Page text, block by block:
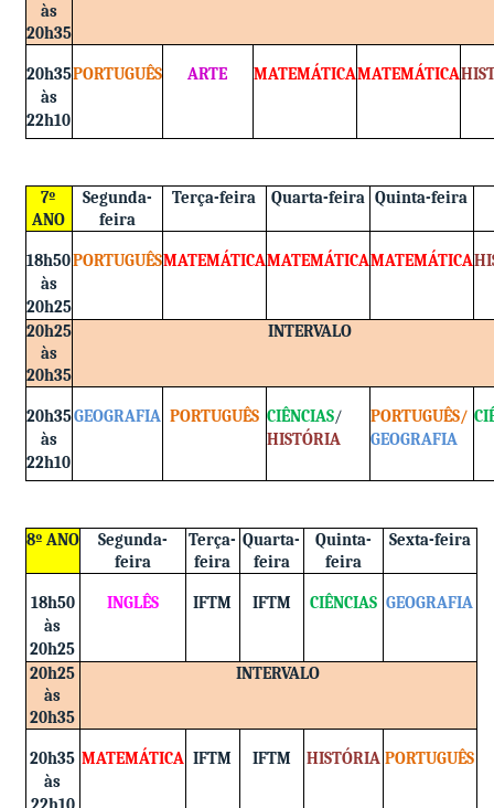
às
20h35
20h35
às
22h10
PORTUGUÊS ARTE MATEMÁTICAMATEMÁTICA
7º
ANO
Segunda-
feira
Terça-feira Quarta-feira Quinta-feira
18h50
às
20h25
PORTUGUÊSMATEMÁTICAMATEMÁTICAMATEMÁTICA
20h25
às
20h35
INTERVALO
20h35
às
22h10
GEOGRAFIA PORTUGUÊS CIÊNCIAS/
HISTÓRIA
PORTUGUÊS/
GEOGRAFIA
8º ANO
Segunda-
feira
Terça-
feira
Quarta-
feira
Quinta-
feira
Sexta-feira
18h50
às
20h25
INGLÊS IFTM IFTM CIÊNCIAS GEOGRAFIA
20h25
às
20h35
INTERVALO
20h35
às
MATEMÁTICA IFTM IFTM HISTÓRIA PORTUGUÊS